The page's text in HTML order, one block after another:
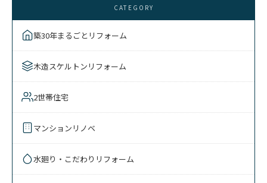
CATEGORY
築30年まるごとリフォーム
木造スケルトンリフォーム
2世帯住宅
マンションリノベ
水廻り・こだわりリフォーム